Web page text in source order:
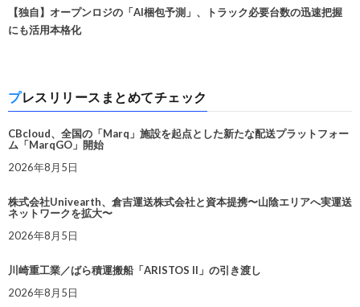
【独自】オープンロジの「AI梱包予測」、トラック必要台数の迅速把握
にも活用本格化
プレスリリースまとめてチェック
CBcloud、全国の「Marq」施設を起点とした新たな配送プラットフォー
ム「MarqGO」開始
2026年8月5日
株式会社Univearth、倉吉運送株式会社と資本提携〜山陰エリアへ実運送
ネットワークを拡大〜
2026年8月5日
川崎重工業／ばら積運搬船「ARISTOS II」の引き渡し
2026年8月5日